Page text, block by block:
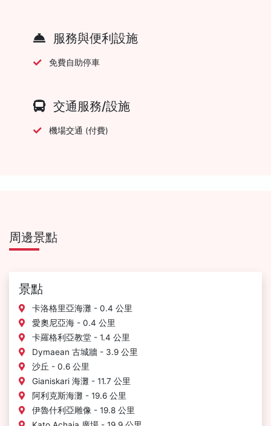
服務與便利設施
免費自助停車
交通服務/設施
機場交通 (付費)
周邊景點
景點
卡洛格里亞海灘 - 0.4 公里
愛奧尼亞海 - 0.4 公里
卡羅格利亞教堂 - 1.4 公里
Dymaean 古城牆 - 3.9 公里
沙丘 - 0.6 公里
Gianiskari 海灘 - 11.7 公里
阿利克斯海灘 - 19.6 公里
伊魯什利亞雕像 - 19.8 公里